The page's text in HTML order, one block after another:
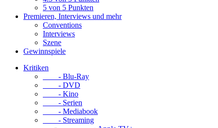
5 von 5 Punkten
Premieren, Interviews und mehr
Conventions
Interviews
Szene
Gewinnspiele
Kritiken
- Blu-Ray
- DVD
- Kino
- Serien
- Mediabook
- Streaming